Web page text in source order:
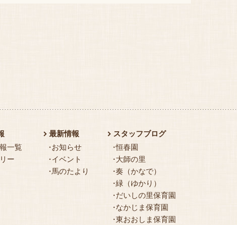
一覧
ー
最新情報
お知らせ
イベント
馬のたより
スタッフブログ
恒春園
大師の里
奏（かなで）
緑（ゆかり）
だいしの里保育園
なかじま保育園
東おおしま保育園